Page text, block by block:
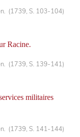
(1739, S. 103-104)
Racine.
(1739, S. 139-141)
militaires
(1739, S. 141-144)